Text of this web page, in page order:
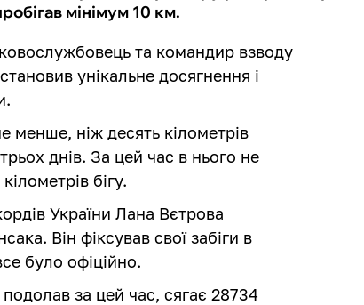
мінімум 10 км.
та командир взводу
унікальне досягнення і
менше, ніж десять кілометрів
днів. За цей час в нього не
бігу.
України Лана Вєтрова
Він фіксував свої забіги в
було офіційно.
за цей час, сягає 28734